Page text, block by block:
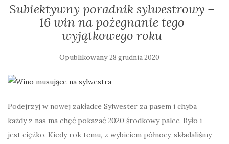
Subiektywny poradnik sylwestrowy –
16 win na pożegnanie tego
wyjątkowego roku
Opublikowany28 grudnia 2020
Podejrzyj w nowej zakładce Sylwester za pasem i chyba
każdy z nas ma chęć pokazać 2020 środkowy palec. Było i
jest ciężko. Kiedy rok temu, z wybiciem północy, składaliśmy